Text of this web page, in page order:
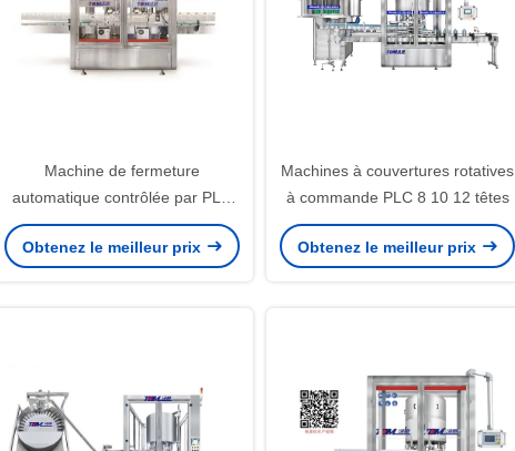
Machine de fermeture
automatique contrôlée par PLC
Servo-moteur à double tête Type
suivant
Obtenez le meilleur prix
Machines à couvertures rotatives
à commande PLC 8 10 12 têtes
Obtenez le meilleur prix